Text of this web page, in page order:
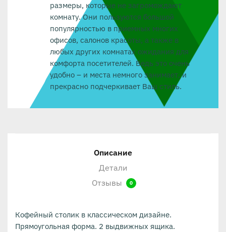
размеры, которые не загромождают
комнату. Они пользуются большой
популярностью в приемных многих
офисов, салонов красоты, а также в
любых других комнатах ожидания для
комфорта посетителей. Ведь это очень
удобно – и места немного занимает, и
прекрасно подчеркивает Ваш стиль.
Описание
Детали
Отзывы
0
Кофейный столик в классическом дизайне.
Прямоугольная форма. 2 выдвижных ящика.